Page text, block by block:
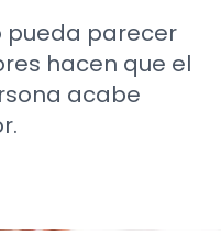
pueda parecer
hacen que el
acabe